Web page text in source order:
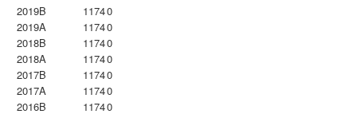
2019B
11740
2019A
11740
2018B
11740
2018A
11740
2017B
11740
2017A
11740
2016B
11740